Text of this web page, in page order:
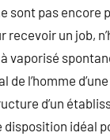
sont pas encore
recevoir un job,
vaporisé
l’homme
d’un
disposition idéal